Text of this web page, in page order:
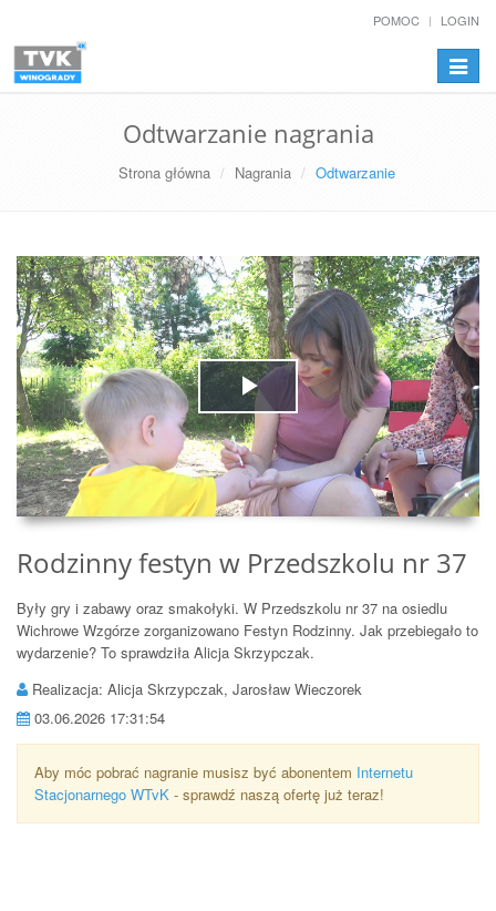
POMOC LOGIN
Odtwarzanie nagrania
Strona główna Nagrania Odtwarzanie
Play
Video
Rodzinny festyn w Przedszkolu nr 37
Były gry i zabawy oraz smakołyki. W Przedszkolu nr 37 na osiedlu
Wichrowe Wzgórze zorganizowano Festyn Rodzinny. Jak przebiegało to
wydarzenie? To sprawdziła Alicja Skrzypczak.
Realizacja: Alicja Skrzypczak, Jarosław Wieczorek
03.06.2026 17:31:54
Aby móc pobrać nagranie musisz być abonentem Internetu
Stacjonarnego WTvK - sprawdź naszą ofertę już teraz!